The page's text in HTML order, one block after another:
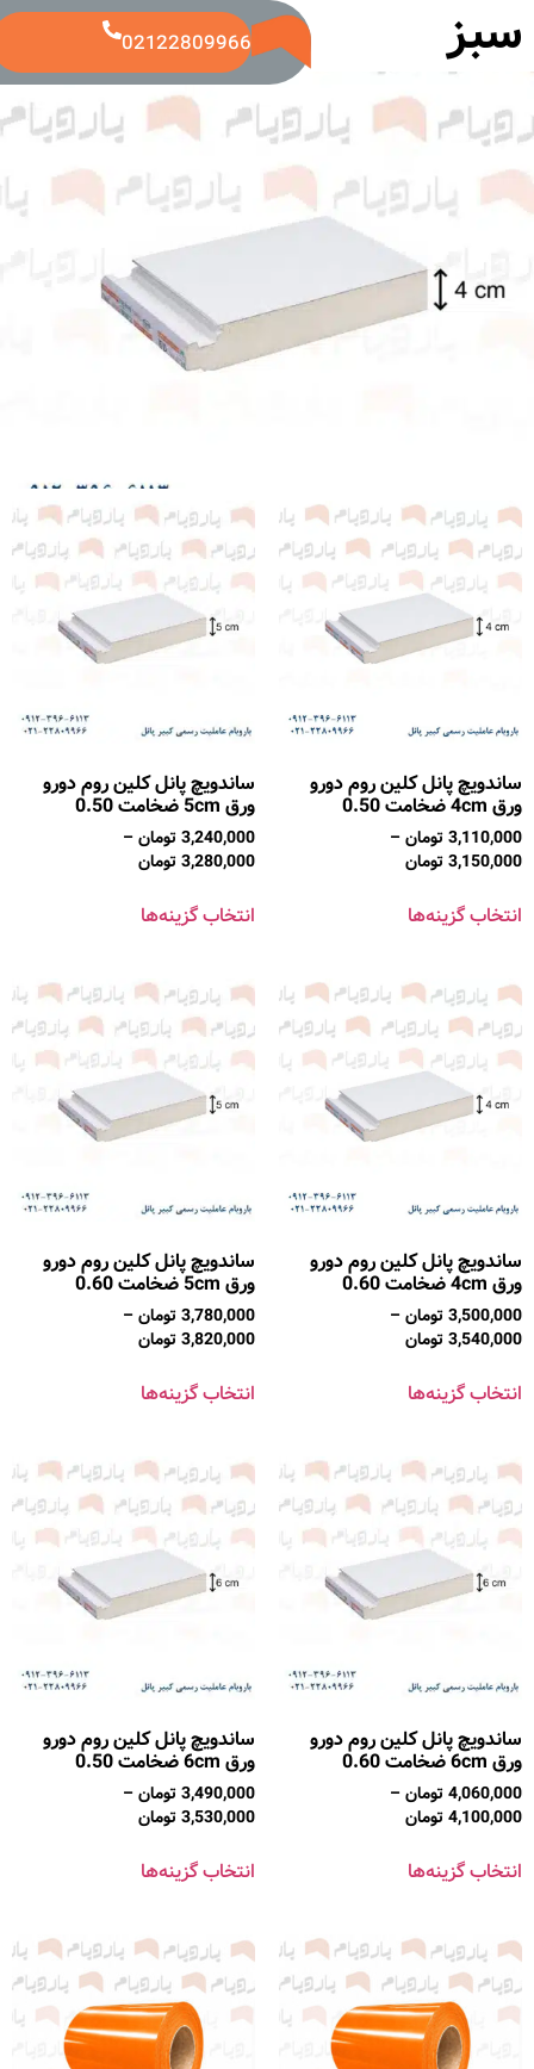
02122809966 سبز
ساندویچ پانل کلین روم دورو
ورق 4cm ضخامت 0.50
3,110,000تومان–
3,150,000تومان
انتخاب گزینه‌ها
ساندویچ پانل کلین روم دورو
ورق 5cm ضخامت 0.50
3,240,000تومان–
3,280,000تومان
انتخاب گزینه‌ها
ساندویچ پانل کلین روم دورو
ورق 4cm ضخامت 0.60
3,500,000تومان–
3,540,000تومان
انتخاب گزینه‌ها
ساندویچ پانل کلین روم دورو
ورق 5cm ضخامت 0.60
3,780,000تومان–
3,820,000تومان
انتخاب گزینه‌ها
ساندویچ پانل کلین روم دورو
ورق 6cm ضخامت 0.60
4,060,000تومان–
4,100,000تومان
انتخاب گزینه‌ها
ساندویچ پانل کلین روم دورو
ورق 6cm ضخامت 0.50
3,490,000تومان–
3,530,000تومان
انتخاب گزینه‌ها